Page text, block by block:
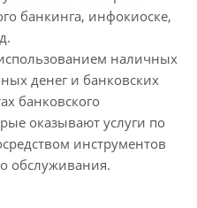
банкинга, инфокиоске,
наличных
денег и банковских
банковского
оказывают услуги по
инструментов
обслуживания.